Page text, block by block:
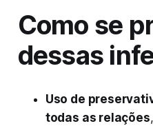
Como se
dessas
Uso de
todas as relações